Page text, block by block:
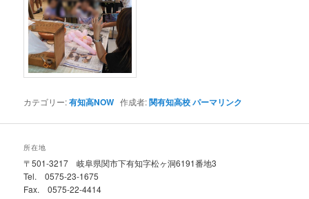
カテゴリー:有知高NOW 作成者:関有知高校パーマリンク
所在地
〒501-3217 岐阜県関市下有知字松ヶ洞6191番地3
Tel. 0575-23-1675
Fax. 0575-22-4414